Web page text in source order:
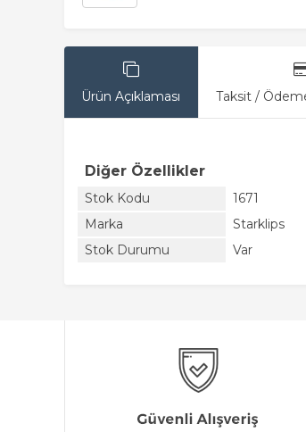
Ürün Açıklaması Taksit /
Diğer Özellikler
Stok Kodu
1671
Marka
Starklips
Stok Durumu
Var